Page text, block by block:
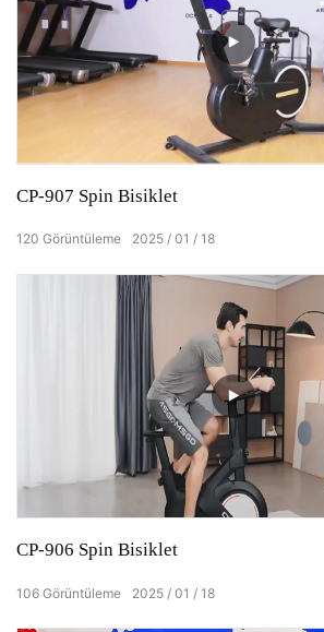
CP-907 Spin Bisiklet
2025 01 18
120 Görüntüleme
CP-906 Spin Bisiklet
2025 01 18
106 Görüntüleme